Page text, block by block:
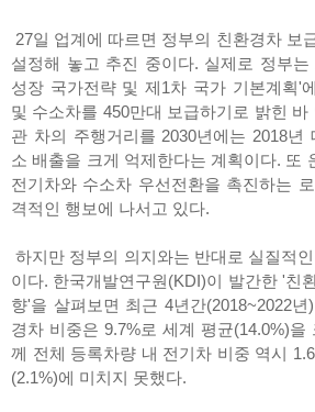
27일 업계에 따르면 정부의 친환경차 보
설정해 놓고 추진 중이다. 실제로 정부는
성장 국가전략 및 제1차 국가 기본계획'
및 수소차를 450만대 보급하기로 밝힌
관 차의 주행거리를 2030년에는 2018년
소 배출을 크게 억제한다는 계획이다. 또
전기차와 수소차 우선전환을 촉진하는
격적인 행보에 나서고 있다.
하지만 정부의 의지와는 반대로 실질적
이다. 한국개발연구원(KDI)이 발간한 '친
향'을 살펴보면 최근 4년간(2018~2022
경차 비중은 9.7%로 세계 평균(14.0%)
께 전체 등록차량 내 전기차 비중 역시
(2.1%)에 미치지 못했다.